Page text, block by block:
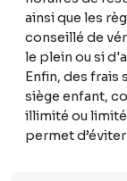
ainsi que les
conseillé de
le plein ou si
Enfin, des
siège enfant,
illimité ou
permet